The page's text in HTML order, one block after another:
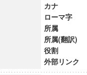
カナ
ローマ字
所属
所属(翻訳)
役割
外部リンク